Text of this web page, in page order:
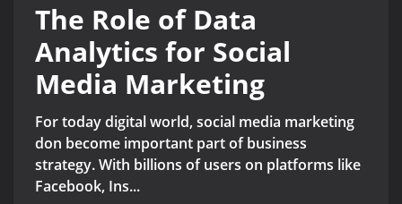
The Role of Data
Analytics for Social
Media Marketing
For today digital world, social media marketing
don become important part of business
strategy. With billions of users on platforms like
Facebook, Ins...